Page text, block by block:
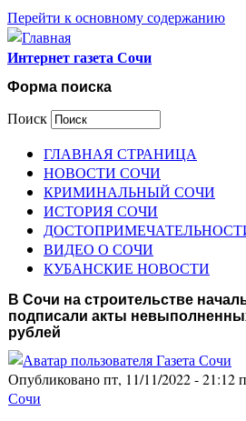
Перейти к основному содержанию
Интернет газета Сочи
Форма поиска
Поиск
ГЛАВНАЯ СТРАНИЦА
НОВОСТИ СОЧИ
КРИМИНАЛЬНЫЙ СОЧИ
ИСТОРИЯ СОЧИ
ВИДЕО О СОЧИ
КУБАНСКИЕ НОВОСТИ
В Сочи на строительстве
подписали акты
рублей
Опубликовано пт, 11/11/2022 - 21:12
Сочи